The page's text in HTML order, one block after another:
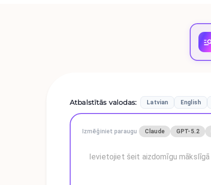
Atbalstītās valodas: Latvian English
Izmēģiniet paraugu Claude GPT-5.2